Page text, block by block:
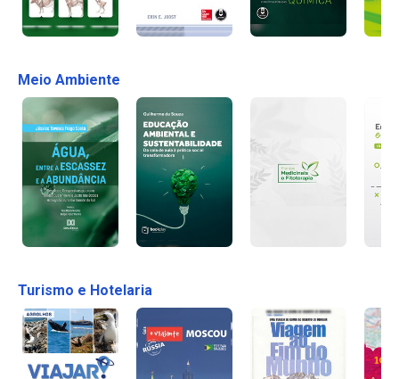
Meio Ambiente
Turismo e Hotelaria